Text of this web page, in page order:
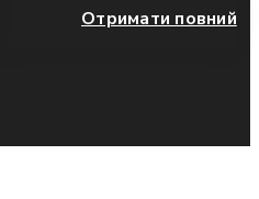
Отримати повний